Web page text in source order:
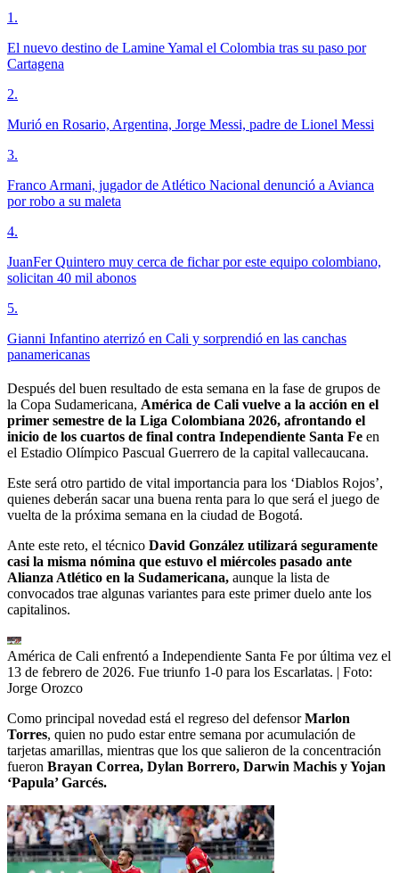
1 .
El nuevo destino de Lamine Yamal el Colombia tras su paso por
Cartagena
2.
Murió en Rosario, Argentina, Jorge Messi, padre de Lionel Messi
3.
Franco Armani, jugador de Atlético Nacional denunció a Avianca
por robo a su maleta
4.
JuanFer Quintero muy cerca de fichar por este equipo colombiano,
solicitan 40 mil abonos
5.
Gianni Infantino aterrizó en Cali y sorprendió en las canchas
panamericanas
Después del buen resultado de esta semana en la fase de grupos de
la Copa Sudamericana, América de Cali vuelve a la acción en el
primer semestre de la Liga Colombiana 2026, afrontando el
inicio de los cuartos de final contra Independiente Santa Fe en
el Estadio Olímpico Pascual Guerrero de la capital vallecaucana.
Este será otro partido de vital importancia para los ‘Diablos Rojos’,
quienes deberán sacar una buena renta para lo que será el juego de
vuelta de la próxima semana en la ciudad de Bogotá.
Ante este reto, el técnico David González utilizará seguramente
casi la misma nómina que estuvo el miércoles pasado ante
Alianza Atlético en la Sudamericana, aunque la lista de
convocados trae algunas variantes para este primer duelo ante los
capitalinos.
América de Cali enfrentó a Independiente Santa Fe por última vez el
13 de febrero de 2026. Fue triunfo 1-0 para los Escarlatas. | Foto:
Jorge Orozco
Como principal novedad está el regreso del defensorMarlon
Torres, quien no pudo estar entre semana por acumulación de
tarjetas amarillas, mientras que los que salieron de la concentración
fueron Brayan Correa, Dylan Borrero, Darwin Machis y Yojan
‘Papula’ Garcés.